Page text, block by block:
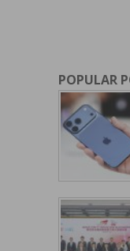
POPULAR